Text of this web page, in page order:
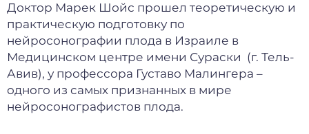
Доктор Марек Шойс прошел теоретическую и
практическую подготовку по
нейросонографии плода в Израиле в
Медицинском центре имени Сураски (г. Тель-
Авив), у профессора Густаво Малингера –
одного из самых признанных в мире
нейросонографистов плода.